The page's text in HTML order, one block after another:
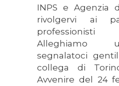
INPS e Agenzia
rivolgervi ai
Alleghiamo
segnalatoci
collega di
Avvenire del 24